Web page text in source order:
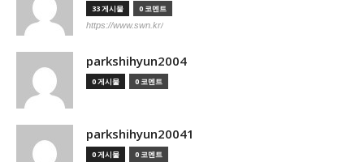
33 게시물 0 코멘트
https://www.swn.kr/
parkshihyun2004
0 게시물 0 코멘트
parkshihyun20041
0 게시물 0 코멘트